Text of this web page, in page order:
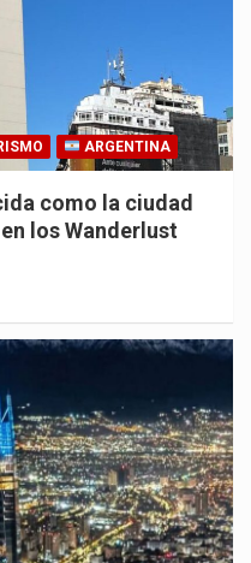
ARGENTINA
como la ciudad
los Wanderlust